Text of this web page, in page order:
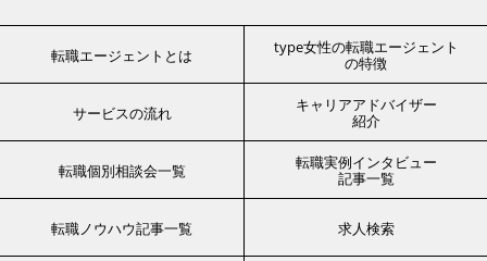
転職エージェントとは
type女性の転職エージェント
の特徴
サービスの流れ
キャリアアドバイザー
紹介
転職個別相談会一覧
転職実例インタビュー
記事一覧
転職ノウハウ記事一覧 求人検索